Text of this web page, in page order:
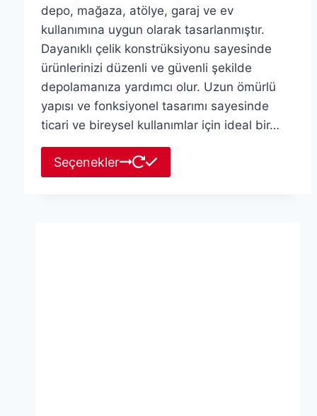
depo, mağaza, atölye, garaj ve ev
kullanımına uygun olarak tasarlanmıştır.
Dayanıklı çelik konstrüksiyonu sayesinde
ürünlerinizi düzenli ve güvenli şekilde
depolamanıza yardımcı olur. Uzun ömürlü
yapısı ve fonksiyonel tasarımı sayesinde
ticari ve bireysel kullanımlar için ideal bir…
Seçenekler
ürünün